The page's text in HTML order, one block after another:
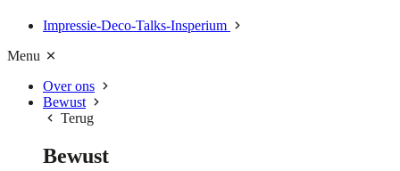
Impressie-Deco-Talks-Insperium
Menu
Over ons
Bewust
Terug
Bewust